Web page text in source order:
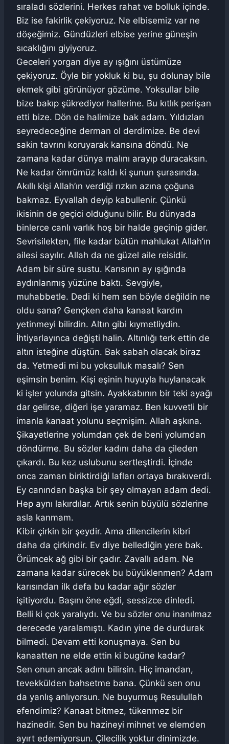
sıraladı sözlerini. Herkes rahat ve bolluk içinde.
Biz ise fakirlik çekiyoruz. Ne elbisemiz var ne
döşeğimiz. Gündüzleri elbise yerine güneşin
sıcaklığını giyiyoruz.
Geceleri yorgan diye ay ışığını üstümüze
çekiyoruz. Öyle bir yokluk ki bu, şu dolunay bile
ekmek gibi görünüyor gözüme. Yoksullar bile
bize bakıp şükrediyor hallerine. Bu kıtlık perişan
etti bize. Dön de halimize bak adam. Yıldızları
seyredeceğine derman ol derdimize. Be devi
sakin tavrını koruyarak karısına döndü. Ne
zamana kadar dünya malını arayıp duracaksın.
Ne kadar ömrümüz kaldı ki şunun şurasında.
Akıllı kişi Allah’ın verdiği rızkın azına çoğuna
bakmaz. Eyvallah deyip kabullenir. Çünkü
ikisinin de geçici olduğunu bilir. Bu dünyada
binlerce canlı varlık hoş bir halde geçinip gider.
Sevrisilekten, file kadar bütün mahlukat Allah’ın
ailesi sayılır. Allah da ne güzel aile reisidir.
Adam bir süre sustu. Karısının ay ışığında
aydınlanmış yüzüne baktı. Sevgiyle,
muhabbetle. Dedi ki hem sen böyle değildin ne
oldu sana? Gençken daha kanaat kardın
yetinmeyi bilirdin. Altın gibi kıymetliydin.
İhtiyarlayınca değişti halin. Altınlığı terk ettin de
altın isteğine düştün. Bak sabah olacak biraz
da. Yetmedi mi bu yoksulluk masalı? Sen
eşimsin benim. Kişi eşinin huyuyla huylanacak
ki işler yolunda gitsin. Ayakkabının bir teki ayağı
dar gelirse, diğeri işe yaramaz. Ben kuvvetli bir
imanla kanaat yolunu seçmişim. Allah aşkına.
Şikayetlerine yolumdan çek de beni yolumdan
döndürme. Bu sözler kadını daha da çileden
çıkardı. Bu kez uslubunu sertleştirdi. İçinde
onca zaman biriktirdiği lafları ortaya bırakıverdi.
Ey canından başka bir şey olmayan adam dedi.
Hep aynı lakırdılar. Artık senin büyülü sözlerine
asla kanmam.
Kibir çirkin bir şeydir. Ama dilencilerin kibri
daha da çirkindir. Ev diye bellediğin yere bak.
Örümcek ağ gibi bir çadır. Zavallı adam. Ne
zamana kadar sürecek bu büyüklenmen? Adam
karısından ilk defa bu kadar ağır sözler
işitiyordu. Başını öne eğdi, sessizce dinledi.
Belli ki çok yaralıydı. Ve bu sözler onu inanılmaz
derecede yaralamıştı. Kadın yine de durdurak
bilmedi. Devam etti konuşmaya. Sen bu
kanaatten ne elde ettin ki bugüne kadar?
Sen onun ancak adını bilirsin. Hiç imandan,
tevekkülden bahsetme bana. Çünkü sen onu
da yanlış anlıyorsun. Ne buyurmuş Resulullah
efendimiz? Kanaat bitmez, tükenmez bir
hazinedir. Sen bu hazineyi mihnet ve elemden
ayırt edemiyorsun. Çilecilik yoktur dinimizde.